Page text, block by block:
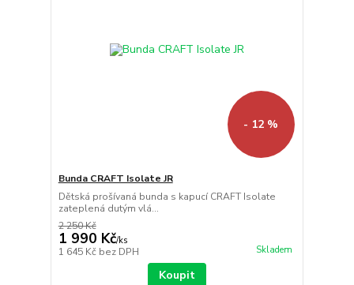
- 12 %
Bunda CRAFT Isolate JR
Dětská prošívaná bunda s kapucí CRAFT Isolate
zateplená dutým vlá...
2 250 Kč
1 990 Kč/ks
1 645 Kč bez DPH Skladem
Koupit